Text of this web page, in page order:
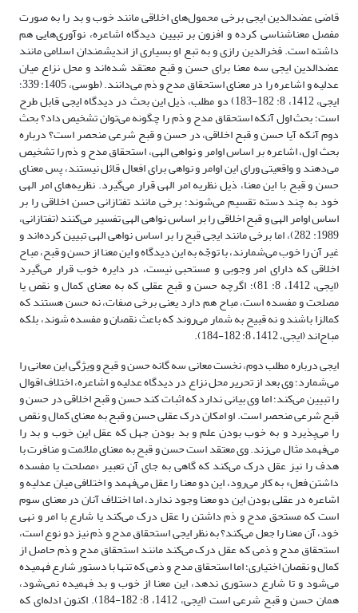
قاضی عضدالدین ایجی برخی محمول‌های اخلاقی مانند خوب و بد را به صورت
مفصل معناشناسی کرده و افزون بر تبیین دیدگاه اشاعره، نوآوری‌هایی هم
داشته است. فخرالدین رازی و به تبع او بسیاری از اندیشمندان اسلامی مانند
عضدالدین ایجی سه معنا برای حسن و قبح معتقد شده‌اند و محل نزاع میان
عدلیه و اشاعره را در معنای استحقاق مدح و ذم می‌دانند. (طوسی، 1405: 339؛
ایجی، 1412، 8: 182-183) دو مطلب، ذیل این بحث در دیدگاه ایجی قابل طرح
است؛ بحث اول آنکه استحقاق مدح و ذم را چگونه می‌توان تشخیص داد؟ بحث
دوم آنکه آیا حسن و قبح اخلاقی، در حسن و قبح شرعی منحصر است؟ درباره
بحث اول، اشاعره بر اساس اوامر و نواهی الهی، استحقاق مدح و ذم را تشخیص
می‌دهند و واقعیتی ورای این اوامر و نواهی برای افعال قائل نیستند، پس معنای
حسن و قبح با این معنا، ذیل نظریه امر الهی قرار می‌گیرد. نظریه‌های امر الهی
خود به چند دسته تقسیم می‌شوند؛ برخی مانند تفتازانی حسن اخلاقی را بر
اساس اوامر الهی و قبح اخلاقی را بر اساس نواهی الهی تفسیر می‌کنند (تفتازانی،
1989: 282)، اما برخی مانند ایجی قبح را بر اساس نواهی الهی تبیین کرده‌اند و
غیر آن را خوب می‌شمارند، با توجّه به این دیدگاه و این معنا از حسن و قبح، مباح
اخلاقی که دارای امر وجوبی و مستحبی نیست، در دایره خوب قرار می‌گیرد
(ایجی، 1412، 8: 81)؛ اگرچه حسن و قبح عقلی که به معنای کمال و نقص یا
مصلحت و مفسده است، مباح هم دارد یعنی برخی صفات، نه حسن هستند که
کمالزا باشند و نه قبیح به شمار می‌روند که باعث نقصان و مفسده شوند، بلکه
مباح‌اند (ایجی، 1412، 8: 182-184).
ایجی درباره مطلب دوم، نخست معانی سه گانه حسن و قبح و ویژگی این معانی را
می‌شمارد؛ وی بعد از تحریر محل نزاع در دیدگاه عدلیه و اشاعره، اختلاف اقوال
را تبیین می‌کند؛ اما وی بیانی ندارد که اثبات کند حسن و قبح اخلاقی در حسن و
قبح شرعی منحصر است. او امکان درک عقلی حسن و قبح به معنای کمال و نقص
را می‌پذیرد و به خوب بودن علم و بد بودن جهل که عقل این خوب و بد را
می‌فهمد مثال می‌زند. وی معتقد است حسن و قبح به معنای ملائمت و منافرت با
هدف را نیز عقل درک می‌کند که گاهی به جای آن تعبیر «مصلحت یا مفسده
داشتن فعل» به کار می‌رود، این دو معنا را عقل می‌فهمد و اختلافی میان عدلیه و
اشاعره در عقلی بودن این دو معنا وجود ندارد، اما اختلاف آنان در معنای سوم
است که مستحق مدح و ذم داشتن را عقل درک می‌کند یا شارع با امر و نهی
خود، آن معنا را جعل می‌کند؟ به نظر ایجی استحقاق مدح و ذم نیز دو نوع است،
استحقاق مدح و ذمی که عقل درک می‌کند مانند استحقاق مدح و ذم حاصل از
کمال و نقصان اختیاری؛ اما استحقاق مدح و ذمی که تنها با دستور شارع فهمیده
می‌شود و تا شارع دستوری ندهد، این معنا از خوب و بد فهمیده نمی‌شود،
همان حسن و قبح شرعی است (ایجی، 1412، 8: 182-184). اکنون ادله‌ای که